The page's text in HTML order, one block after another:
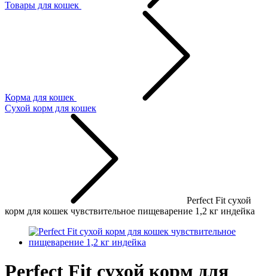
Товары для кошек
Корма для кошек
Сухой корм для кошек
Perfect Fit сухой
корм для кошек чувствительное пищеварение 1,2 кг индейка
Perfect Fit сухой корм для